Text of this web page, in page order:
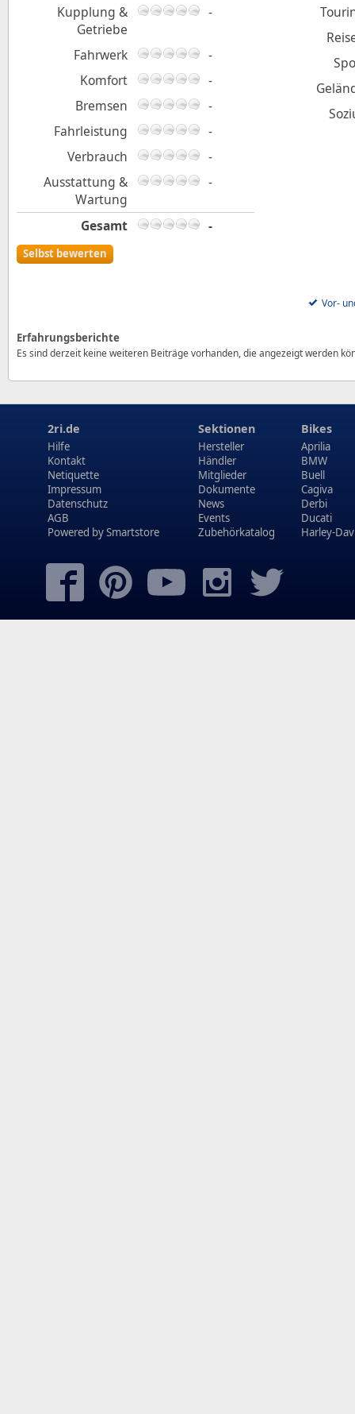
Kupplung &
Getriebe
-
Fahrwerk
-
Komfort
-
Bremsen
-
Fahrleistung
-
Verbrauch
-
Ausstattung &
Wartung
-
Gesamt -
Selbst bewerten
Vor-
Erfahrungsberichte
Es sind derzeit keine weiteren Beiträge vorhanden, die angezeigt werden
2ri.de
Hilfe
Kontakt
Netiquette
Impressum
Datenschutz
AGB
Powered bySmartstore
Sektionen
Hersteller
Händler
Mitglieder
Dokumente
News
Events
Zubehörkatalog
Bikes
Aprilia
BMW
Buell
Cagiva
Derbi
Ducati
Harley-